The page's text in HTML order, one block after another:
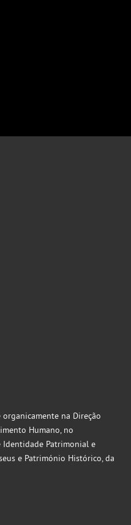
na Direção
Humano, no
Identidade Patrimonial e
e Património Histórico, da